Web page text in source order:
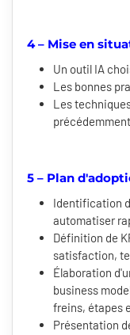
4 – Mise en
Un outil IA
Les bonnes
Les
5 – Plan
Identification
automatiser
Définition de
satisfaction,
Élaboration
business
freins, étapes
Présentation